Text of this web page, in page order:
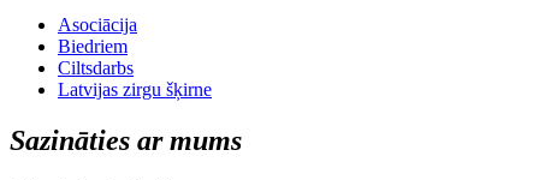
Asociācija
Biedriem
Ciltsdarbs
Latvijas zirgu šķirne
Sazināties ar mums